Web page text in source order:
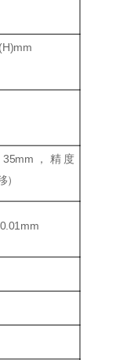
35mm ，精度
）
0.01mm